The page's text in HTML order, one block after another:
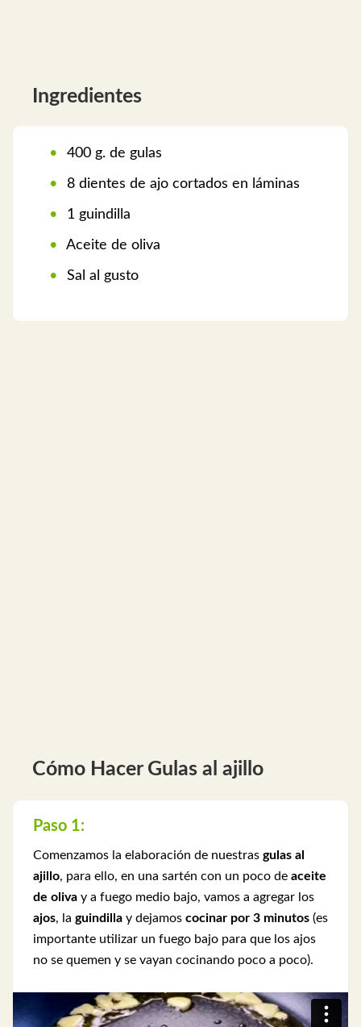
Ingredientes
400 g. de gulas
8 dientes de ajo cortados en láminas
1 guindilla
Aceite de oliva
Sal al gusto
Cómo Hacer Gulas al ajillo
Paso 1:
Comenzamos la elaboración de nuestras gulas al
ajillo, para ello, en una sartén con un poco de aceite
de oliva y a fuego medio bajo, vamos a agregar los
ajos, la guindilla y dejamos cocinar por 3 minutos (es
importante utilizar un fuego bajo para que los ajos
no se quemen y se vayan cocinando poco a poco).